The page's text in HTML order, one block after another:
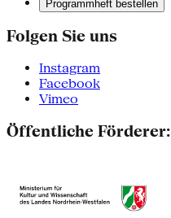
Programmheft bestellen
Folgen Sie uns
Instagram
Facebook
Vimeo
Öffentliche Förderer: